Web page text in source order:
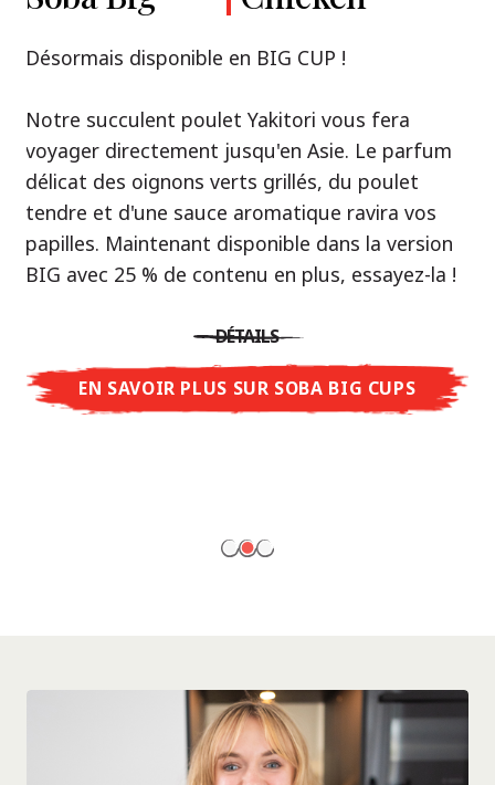
Trois univers de saveurs, un seul objectif : le
vrai ramen de niveau restaurant – sans le
restaurant.
Avec Nissin Ramen Premium, découvrez le
plaisir du ramen japonais comme jamais
Yuzu, épicé et relevé avec Spicy Miso, ou
crémeux et gourmand avec Tonkotsu. Le goût
authentique du restaurant – à savourer chez
Désormais disponible en BIG CUP !
Notre succulent poulet Yakitori vous fera
voyager directement jusqu'en Asie. Le parfum
délicat des oignons verts grillés, du poulet
tendre et d'une sauce aromatique ravira vos
papilles. Maintenant disponible dans la version
BIG avec 25 % de contenu en plus, essayez-la !
DÉTAILS
EN SAVOIR PLUS SUR SOBA BIG CUPS
Notre recommandation: découvrez le goût de
Ramen !
Une soupe ramen qui, comme la cuisine
thaïlandaise elle-même, est synonyme
d'équilibre parfait et d'harmonie gustative.
La saveur de poulet caramélisé combinée aux
expérience gustative asiatique authentique.
DÉTAILS